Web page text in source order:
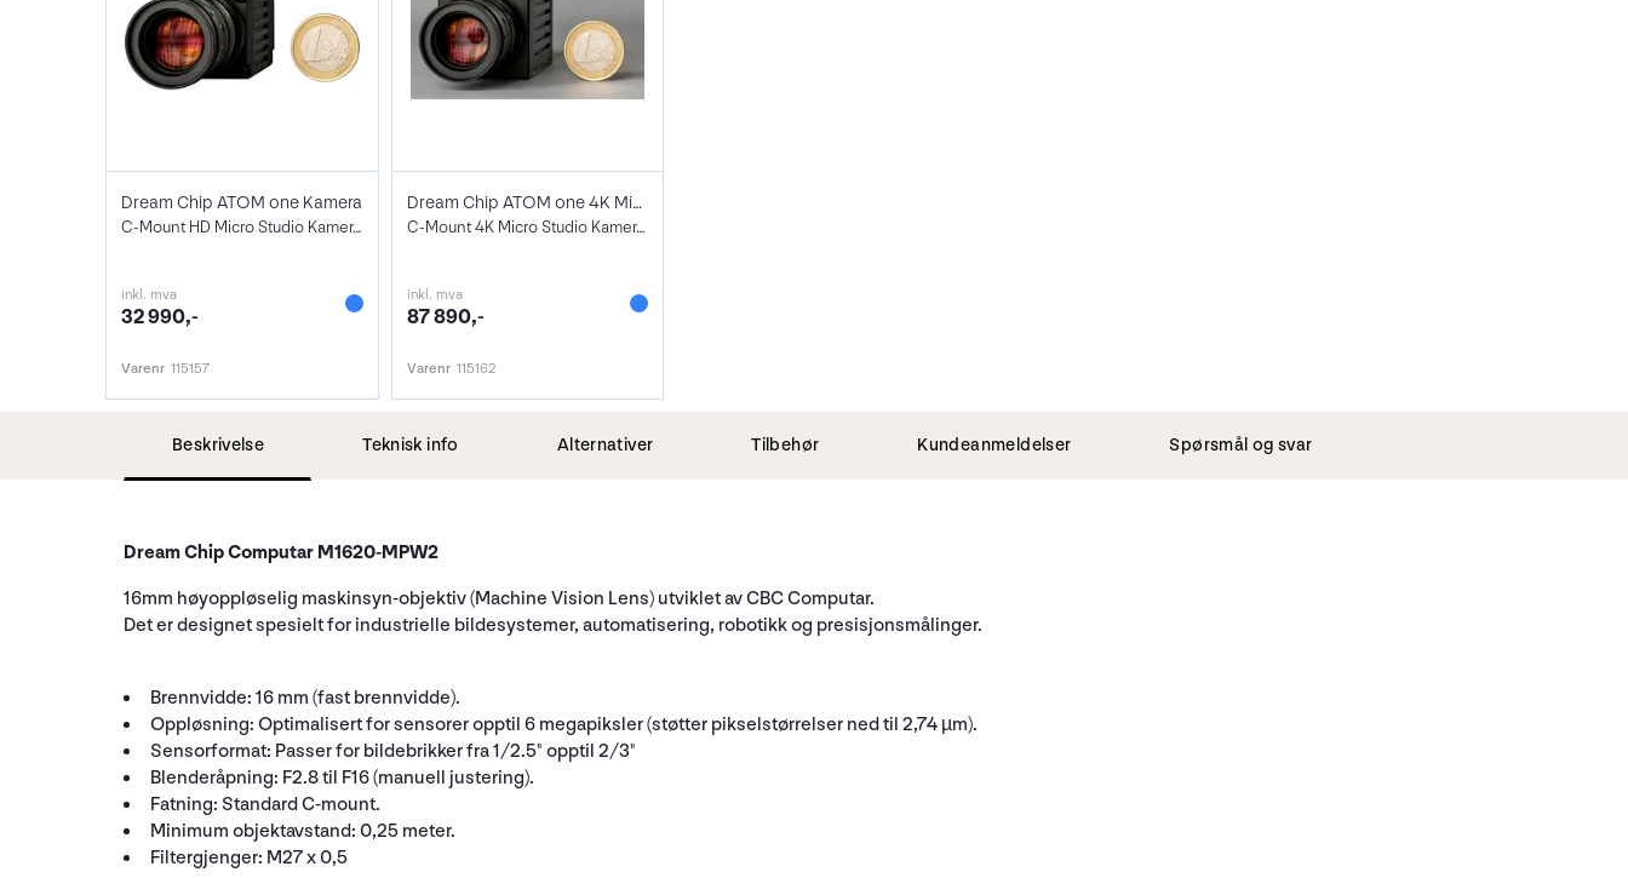
Dream Chip ATOM one Kamera
C-Mount HD Micro Studio Kamera med SDI
inkl. mva
32 990,-
Varenr 115157
Dream Chip ATOM one 4K Mini 16
C-Mount 4K Micro Studio Kamerahus
inkl. mva
87 890,-
Varenr 115162
Beskrivelse Teknisk info Alternativer Tilbehør Kundeanmeldelser Spørsmål og svar
Dream Chip Computar M1620-MPW2
16mm høyoppløselig maskinsyn-objektiv (Machine Vision Lens) utviklet av CBC Computar.
Det er designet spesielt for industrielle bildesystemer, automatisering, robotikk og presisjonsmålinger.
Brennvidde: 16 mm (fast brennvidde).
Oppløsning: Optimalisert for sensorer opptil 6 megapiksler (støtter pikselstørrelser ned til 2,74 µm).
Sensorformat: Passer for bildebrikker fra 1/2.5" opptil 2/3"
Blenderåpning: F2.8 til F16 (manuell justering).
Fatning: Standard C-mount.
Minimum objektavstand: 0,25 meter.
Filtergjenger: M27 x 0,5